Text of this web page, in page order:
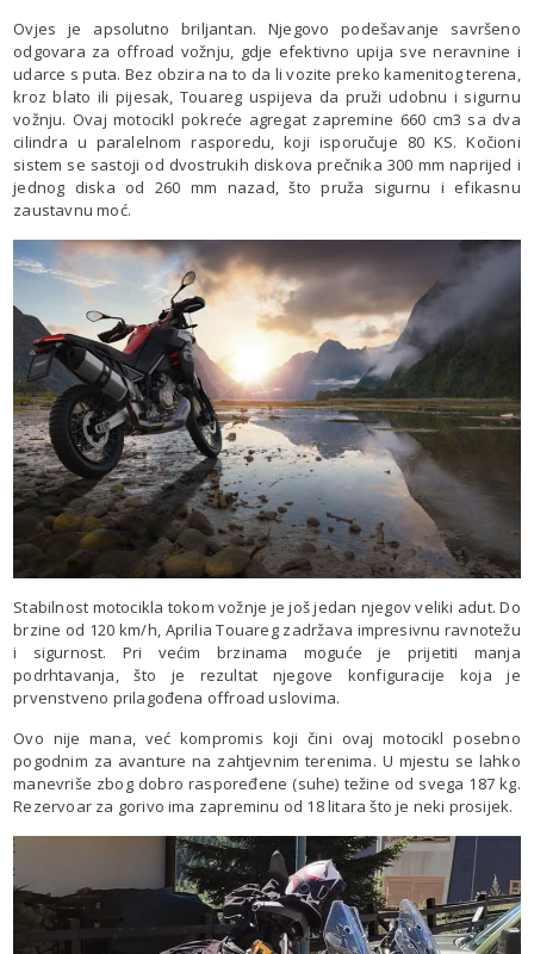
Ovjes je apsolutno briljantan. Njegovo podešavanje savršeno
odgovara za offroad vožnju, gdje efektivno upija sve neravnine i
udarce s puta. Bez obzira na to da li vozite preko kamenitog terena,
kroz blato ili pijesak, Touareg uspijeva da pruži udobnu i sigurnu
vožnju. Ovaj motocikl pokreće agregat zapremine 660 cm3 sa dva
cilindra u paralelnom rasporedu, koji isporučuje 80 KS. Kočioni
sistem se sastoji od dvostrukih diskova prečnika 300 mm naprijed i
jednog diska od 260 mm nazad, što pruža sigurnu i efikasnu
zaustavnu moć.
Stabilnost motocikla tokom vožnje je još jedan njegov veliki adut. Do
brzine od 120 km/h, Aprilia Touareg zadržava impresivnu ravnotežu
i sigurnost. Pri većim brzinama moguće je prijetiti manja
podrhtavanja, što je rezultat njegove konfiguracije koja je
prvenstveno prilagođena offroad uslovima.
Ovo nije mana, već kompromis koji čini ovaj motocikl posebno
pogodnim za avanture na zahtjevnim terenima. U mjestu se lahko
manevriše zbog dobro raspoređene (suhe) težine od svega 187 kg.
Rezervoar za gorivo ima zapreminu od 18 litara što je neki prosijek.